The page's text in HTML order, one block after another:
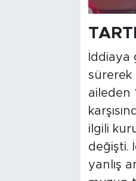
İddiaya
sürerek
aileden
ilgili
değişti.
yanlış